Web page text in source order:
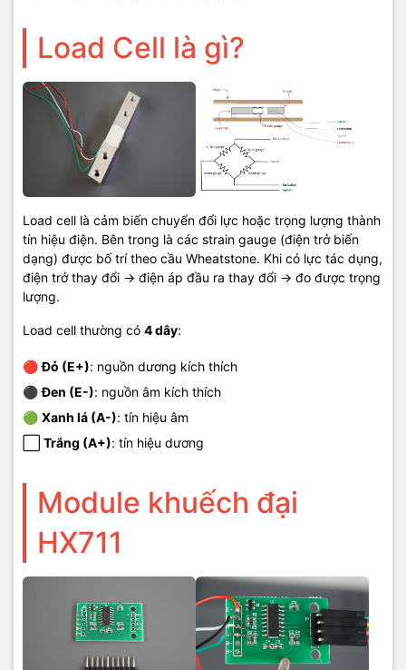
Load Cell là gì?
Load cell là cảm biến chuyển đổi lực hoặc trọng lượng thành
tín hiệu điện. Bên trong là các strain gauge (điện trở biến
dạng) được bố trí theo cầu Wheatstone. Khi có lực tác dụng,
điện trở thay đổi → điện áp đầu ra thay đổi → đo được trọng
lượng.
Load cell thường có 4 dây:
🔴Đỏ (E+): nguồn dương kích thích
⚫Đen (E-): nguồn âm kích thích
🟢 Xanh lá (A-): tín hiệu âm
Trắng (A+): tín hiệu dương
Module khuếch đại
HX711